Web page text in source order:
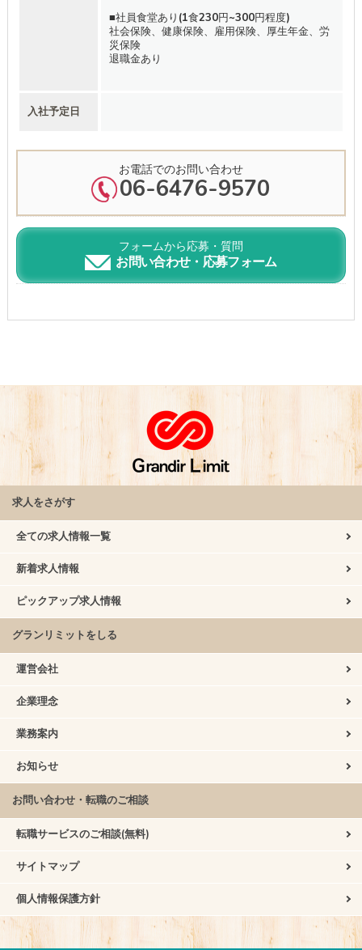
■社員食堂あり(1食230円~300円程度)
社会保険、健康保険、雇用保険、厚生年金、労
災保険
退職金あり
入社予定日
お電話でのお問い合わせ
06-6476-9570
フォームから応募・質問
お問い合わせ・応募フォーム
求人をさがす
全ての求人情報一覧
新着求人情報
ピックアップ求人情報
グランリミットをしる
運営会社
企業理念
業務案内
お知らせ
お問い合わせ・転職のご相談
転職サービスのご相談(無料)
サイトマップ
個人情報保護方針